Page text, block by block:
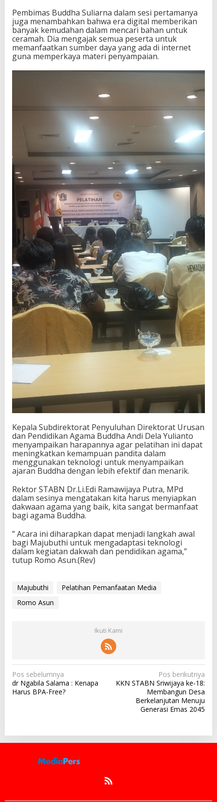
Pembimas Buddha Suliarna dalam sesi pertamanya
juga menambahkan bahwa era digital memberikan
banyak kemudahan dalam mencari bahan untuk
ceramah. Dia mengajak semua peserta untuk
memanfaatkan sumber daya yang ada di internet
guna memperkaya materi penyampaian.
Kepala Subdirektorat Penyuluhan Direktorat Urusan
dan Pendidikan Agama Buddha Andi Dela Yulianto
menyampaikan harapannya agar pelatihan ini dapat
meningkatkan kemampuan pandita dalam
menggunakan teknologi untuk menyampaikan
ajaran Buddha dengan lebih efektif dan menarik.
Rektor STABN Dr.Li.Edi Ramawijaya Putra, MPd
dalam sesinya mengatakan kita harus menyiapkan
dakwaan agama yang baik, kita sangat bermanfaat
bagi agama Buddha.
” Acara ini diharapkan dapat menjadi langkah awal
bagi Majubuthi untuk mengadaptasi teknologi
dalam kegiatan dakwah dan pendidikan agama,”
tutup Romo Asun.(Rev)
Majubuthi
Pelatihan Pemanfaatan Media
Romo Asun
Ikuti Kami
N
a
a
Pos sebelumnya
dr Ngabila Salama : Kenapa
Harus BPA-Free?
Pos berikutnya
KKN STABN Sriwijaya ke-18:
Membangun Desa
Berkelanjutan Menuju
Generasi Emas 2045